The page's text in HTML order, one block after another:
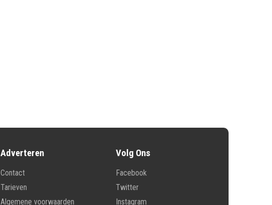
Adverteren
Contact
Tarieven
Algemene voorwaarden
Volg Ons
Facebook
Twitter
Instagram